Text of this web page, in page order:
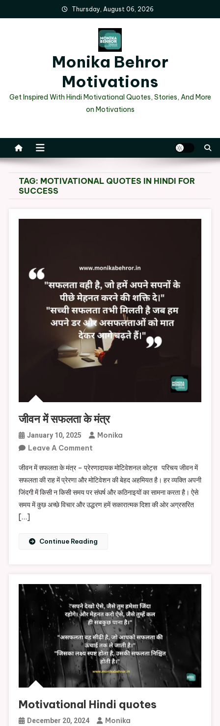
to
Thursday, August 06, 2026
Monika Behror
Motivations
Get Inspired With Hindi Motivational Quotes, Stories, And More
on Motivations
TAG: MOTIVATIONAL QUOTES IN HINDI FOR
SUCCESS
जीवन में सफलता के मंत्र
January 10, 2025
Monika
Leave A CommentOn
में
सफलता
के
मंत्र
जीवन में सफलता के मंत्र – प्रेरणादायक मोटिवेशनल कोट्स परिचय जीवन में
सफलता की राह में प्रेरणा और मोटिवेशन की बेहद अहमियत है। हर व्यक्ति अपनी
जिंदगी में किसी न किसी समय पर संघर्ष और कठिनाइयों का सामना करता है। ऐसे
समय में कुछ अच्छे विचार और उद्धरण हमें सकारात्मक दिशा की ओर अग्रसरित
[…]
Continue Reading
Motivational Hindi quotes
December 20, 2024
Monika